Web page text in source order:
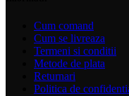
Cum comand
Cum se livreaza
Termeni si conditii
Metode de plata
Returnari
Politica de